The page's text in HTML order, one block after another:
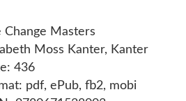
Change Masters
Moss Kanter, Kanter
436
pdf, ePub, fb2, mobi